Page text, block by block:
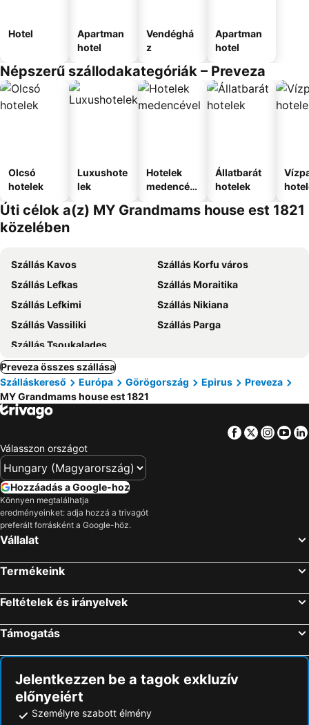
Hotel
Apartman
hotel
Vendéghá
z
Apartman
hotel
Népszerű szállodakategóriák – Preveza
Olcsó
hotelek
Luxushote
lek
Hotelek
medencév
Állatbarát
hotelek
Úti célok a(z) MY Grandmams house est 1821
közelében
Szállás Kavos
Szállás Korfu város
Szállás Lefkas
Szállás Moraitika
Szállás Lefkimi
Szállás Nikiana
Szállás Vassiliki
Szállás Parga
Szállás Tsoukalades
Preveza összes szállása
Szálláskereső
Európa Görögország Epirus
Preveza
MY Grandmams house est 1821
Facebook
Twitter
Válasszon országot
Hozzáadás a Google-hoz
Könnyen megtalálhatja
eredményeinket: adja hozzá a trivagót
preferált forrásként a Google-höz.
Vállalat
Termékeink
Feltételek és irányelvek
Támogatás
Jelentkezzen be a tagok exkluzív
előnyeiért
Személyre szabott élmény